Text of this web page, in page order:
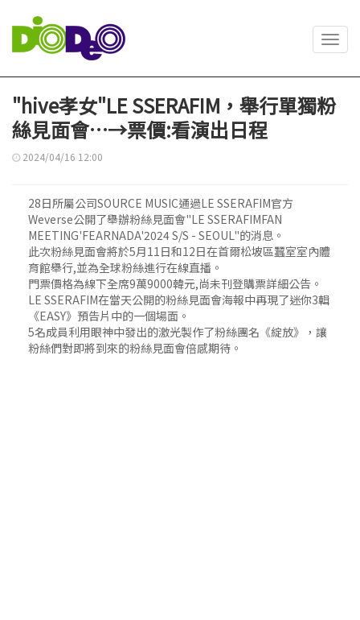
"hive孝女"LE SSERAFIM，舉行單獨粉
絲見面會…→票價:看演出日程
2024/04/16 12:00
28日所屬公司SOURCE MUSIC通過LE SSERAFIM官方
Weverse公開了舉辦粉絲見面會"LE SSERAFIMFAN
MEETING'FEARNADA'2024 S/S - SEOUL"的消息。
此次粉絲見面會將於5月11日和12日在首爾松坡區蠶室室內體
育館舉行,並為全球粉絲進行在線直播。
門票價格為線下全席9萬9000韓元,尚未刊登購票詳細公告。
LE SSERAFIM在當天公開的粉絲見面會海報中再現了迷你3輯
《EASY》預告片中的一個場面。
5名成員利用眼神中發出的激光製作了粉絲團名《綻放》，讓
粉絲們對即將到來的粉絲見面會倍感期待。